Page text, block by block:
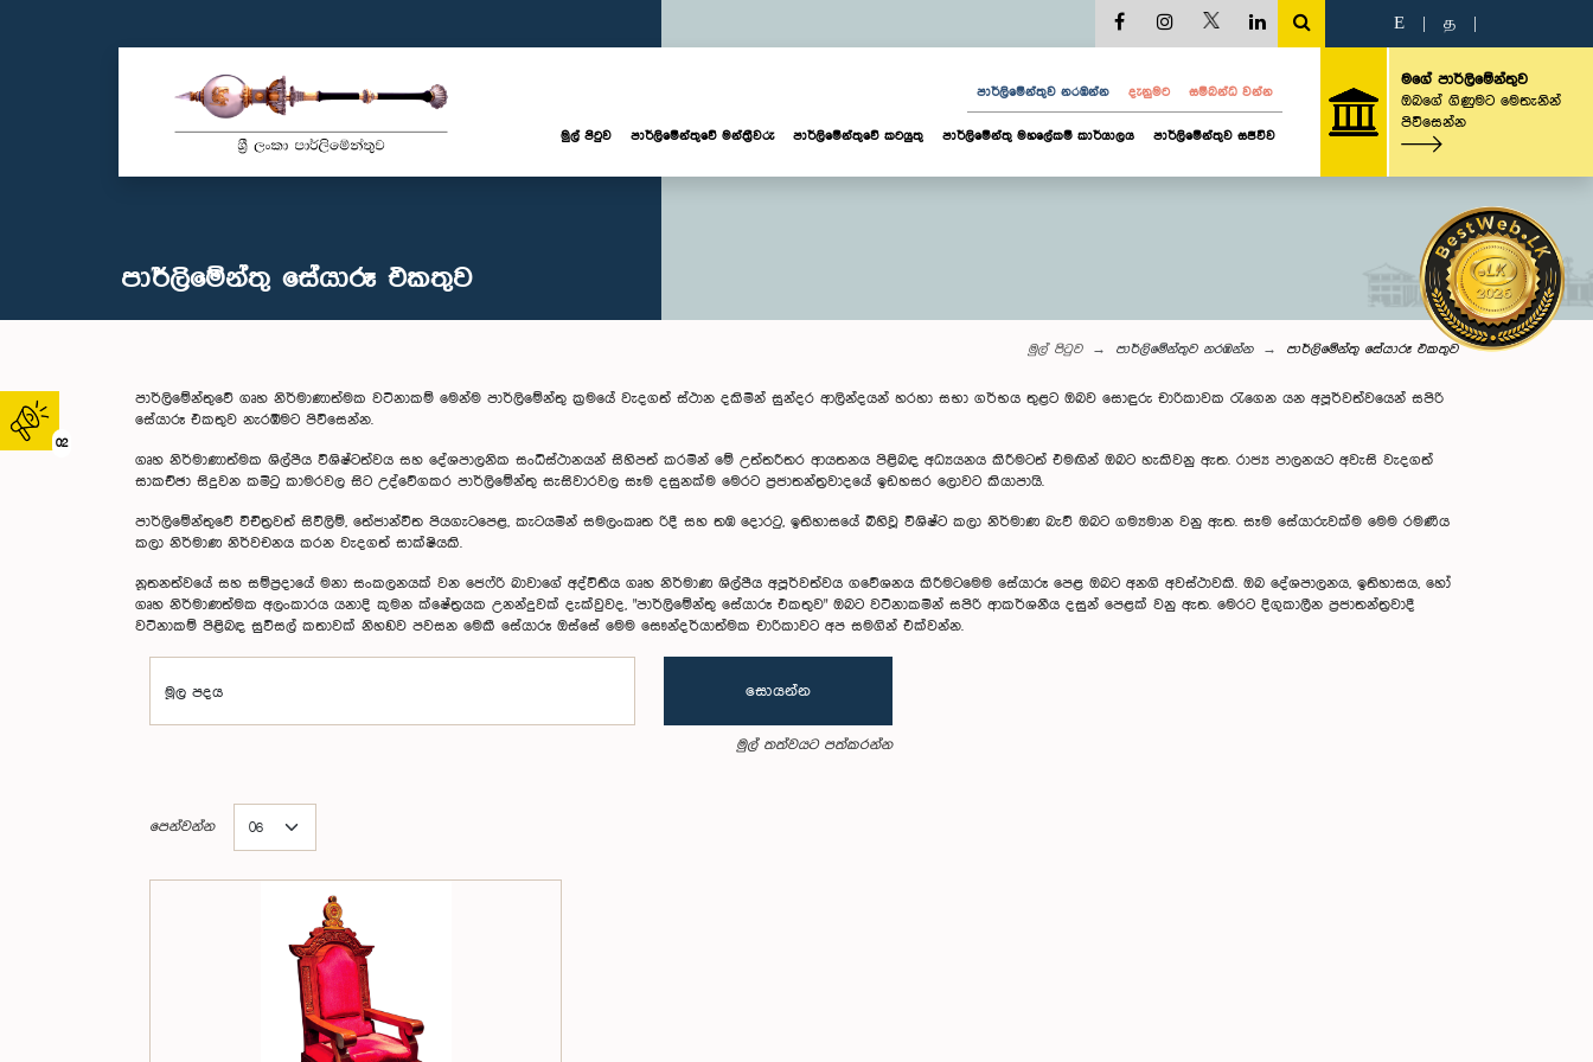
02
E த
පාර්ලි‌මේන්තුව නරඹන්න දැනුමට සම්බන්ධ වන්න
මුල් පිටුව පාර්ලි‌මේන්තුවේ මන්ත්‍රීවරු පාර්ලිමේන්තුවේ කටයුතු පාර්ලිමේන්තු මහලේකම් කාර්යාලය පාර්ලිමේන්තුව සජීවීව
මගේ පාර්ලිමේන්තුව
ඔබගේ ගිණුමට මෙතැනින්
පිවිසෙන්න
පාර්ලිමේන්තු සේයාරූ එකතුව
මුල් පිටුව පාර්ලි‌මේන්තුව නරඹන්න පාර්ලිමේන්තු සේයාරූ එකතුව
පාර්ලිමේන්තුවේ ගෘහ නිර්මාණාත්මක වටිනාකම් මෙන්ම පාර්ලිමේන්තු ක්‍රමයේ වැදගත් ස්ථාන දකිමින් සුන්දර ආලින්දයන් හරහා සභා ගර්භය තුළට ඔබව සොඳුරු චාරිකාවක රැගෙන යන අපූර්වත්වයෙන් සපිරි
සේයාරූ එකතුව නැරඹීමට පිවිසෙන්න.
ගෘහ නිර්මාණාත්මක ශිල්පීය විශිෂ්ටත්වය සහ දේශපාලනික සංධිස්ථානයන් සිහිපත් කරමින් මේ උත්තරීතර ආයතනය පිළිබඳ අධ්‍යයනය කිරීමටත් එමඟින් ඔබට හැකිවනු ඇත. රාජ්‍ය පාලනයට අවැසි වැදගත්
සාකච්ඡා සිදුවන කමිටු කාමරවල සිට උද්වේගකර පාර්ලිමේන්තු සැසිවාරවල සෑම දසුනක්ම මෙරට ප්‍රජාතන්ත්‍රවාදයේ ඉඩහසර ලොවට කියාපායි.
පාර්ලිමේන්තුවේ විචිත්‍රවත් සිවිලිම්, තේජාන්විත පියගැටපෙළ, කැටයමින් සමලංකෘත රිදී සහ තඹ දොරටු, ඉතිහාසයේ බිහිවූ විශිෂ්ට කලා නිර්මාණ බැව් ඔබට ගම්‍යමාන වනු ඇත. සෑම සේයාරුවක්ම මෙම රමණීය
කලා නිර්මාණ නිර්වචනය කරන වැදගත් සාක්ෂියකි.
නූතනත්වයේ සහ සම්ප්‍රදායේ මනා සංකලනයක් වන ජෙෆ්රි බාවාගේ අද්විතීය ගෘහ නිර්මාණ ශිල්පීය අපූර්වත්වය ගවේශනය කිරීමටමෙම සේයාරූ පෙළ ඔබට අනගි අවස්ථාවකි. ඔබ දේශපාලනය, ඉතිහාසය, හෝ
ගෘහ නිර්මාණත්මක අලංකාරය යනාදි කුමන ක්ෂේත්‍රයක උනන්දුවක් දැක්වුවද, "පාර්ලිමේන්තු සේයාරූ එකතුව" ඔබට වටිනාකමින් සපිරි ආකර්ශනීය දසුන් පෙළක් වනු ඇත. මෙරට දිගුකාලීන ප්‍රජාතන්ත්‍රවාදී
වටිනාකම් පිළිබඳ සුවිසල් කතාවක් නිහඞව පවසන මෙකී සේයාරූ ඔස්සේ මෙම සෞන්දර්යාත්මක චාරිකාවට අප සමගින් එක්වන්න.
මූල පදය සොයන්න
මුල් තත්වයට පත්කරන්න
පෙන්වන්න